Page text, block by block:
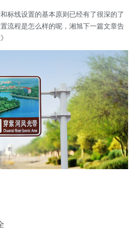
标线设置的基本原则已经有了很深的了
流程是怎么样的呢，湘旭下一篇文章告
》